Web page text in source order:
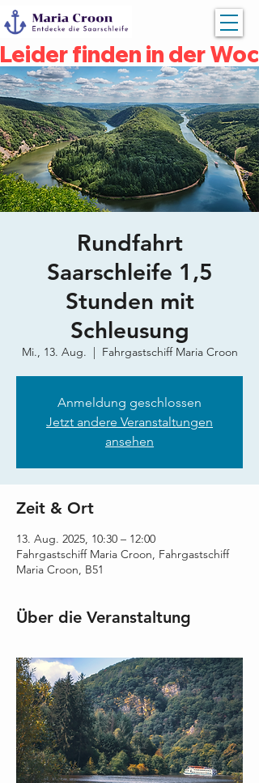
Leider finden in der
Rundfahrt
Saarschleife 1,5
Stunden mit
Schleusung
Mi., 13. Aug.
  |
Fahrgastschiff Maria Croon
Anmeldung geschlossen
Jetzt andere Veranstaltungen
ansehen
Zeit & Ort
13. Aug. 2025, 10:30 – 12:00
Fahrgastschiff Maria Croon, Fahrgastschiff
Maria Croon, B51
Über die Veranstaltung